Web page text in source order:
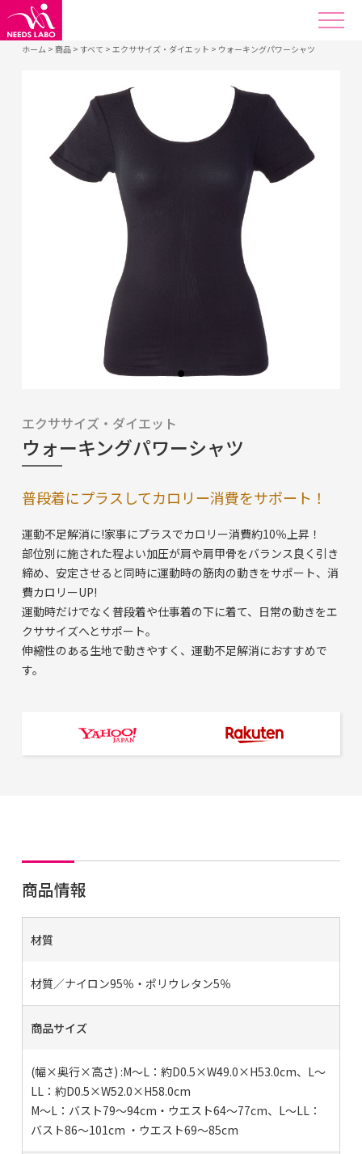
ホーム > 商品> すべて > エクササイズ・ダイエット > ウォーキングパワーシャツ
エクササイズ・ダイエット
ウォーキングパワーシャツ
普段着にプラスしてカロリー消費をサポート！
運動不足解消に!家事にプラスでカロリー消費約10％上昇！
部位別に施された程よい加圧が肩や肩甲骨をバランス良く引き
締め、安定させると同時に運動時の筋肉の動きをサポート、消
費カロリーUP!
運動時だけでなく普段着や仕事着の下に着て、日常の動きをエ
クササイズへとサポート。
伸縮性のある生地で動きやすく、運動不足解消におすすめで
す。
商品情報
材質
材質／ナイロン95％・ポリウレタン5％
商品サイズ
(幅×奥行×高さ) :M〜L：約D0.5×W49.0×H53.0cm、L〜
LL：約D0.5×W52.0×H58.0cm
M〜L：バスト79〜94cm・ウエスト64〜77cm、L〜LL：
バスト86〜101cm ・ウエスト69〜85cm